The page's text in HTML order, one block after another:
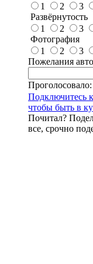
1
2 3
Развёрнутость
1
2 3
Фотография
1
2 3
Пожелания
Проголосовало:
Подключитесь
чтобы быть в
Почитал?
все, срочно